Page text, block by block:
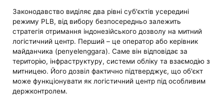
Законодавство виділяє два рівні суб'єктів усередині
режиму PLB, від вибору безпосередньо залежить
стратегія отримання індонезійського дозволу на митний
логістичний центр. Перший – це оператор або керівник
майданчика (penyelenggara). Саме він відповідає за
територію, інфраструктуру, системи обліку та взаємодію з
митницею. Його дозвіл фактично підтверджує, що об'єкт
може функціонувати як логістичний центр під особливим
держконтролем.